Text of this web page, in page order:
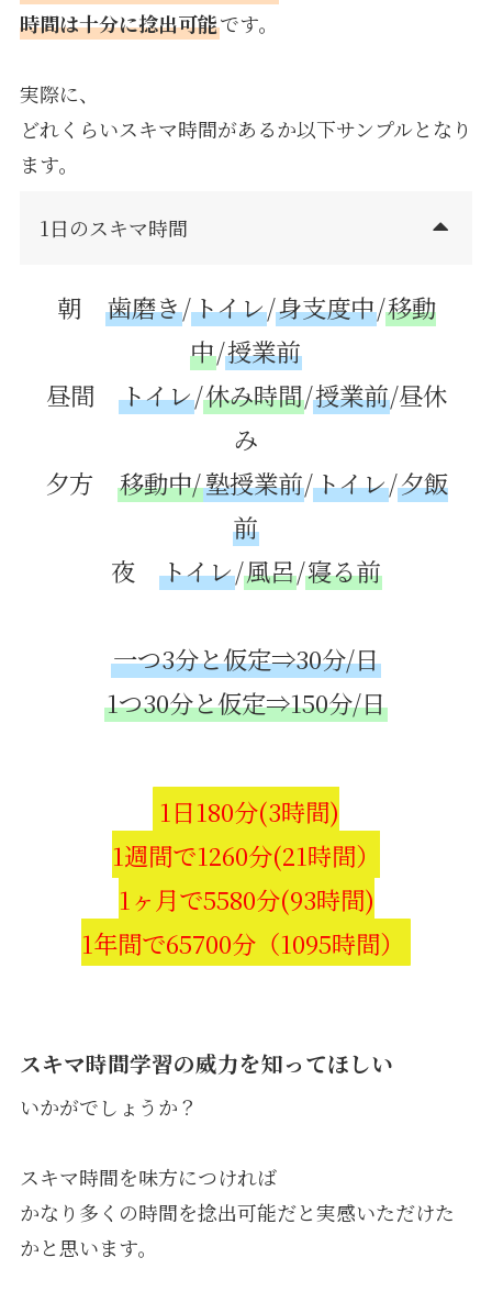
時間は十分に捻出可能です。
実際に、
どれくらいスキマ時間があるか以下サンプルとなり
ます。
1日のスキマ時間
朝 歯磨き/トイレ/身支度中/移動
中/授業前
昼間 トイレ/休み時間/授業前/昼休
み
夕方 移動中/塾授業前/トイレ/夕飯
前
夜 トイレ/風呂/寝る前
一つ3分と仮定⇒30分/日
1つ30分と仮定⇒150分/日
1日180分(3時間)
1週間で1260分(21時間）
1ヶ月で5580分(93時間)
1年間で65700分（1095時間）
スキマ時間学習の威力を知ってほしい
いかがでしょうか？
スキマ時間を味方につければ
かなり多くの時間を捻出可能だと実感いただけた
かと思います。